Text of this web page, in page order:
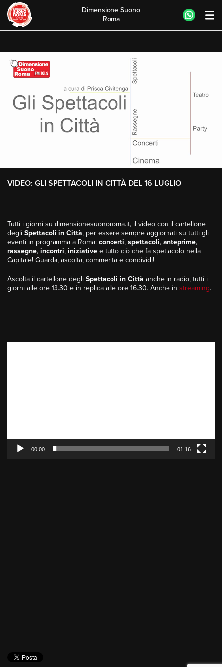
content
Dimensione Suono
Roma
VIDEO: GLI SPETTACOLI IN CITTÀ DEL 16 LUGLIO
Tutti i giorni su dimensionesuonoroma.it, il video con il cartellone
degli Spettacoli in Città, per essere sempre aggiornati su tutti gli
eventi in programma a Roma: concerti, spettacoli, anteprime,
rassegne, incontri, iniziative e tutto ciò che fa spettacolo nella
Capitale! Guarda, ascolta, commenta e condividi!
Ascolta il cartellone degli Spettacoli in Città anche in radio, tutti i
giorni alle ore 13.30 e in replica alle ore 16.30. Anche in streaming.
00:00 01:16